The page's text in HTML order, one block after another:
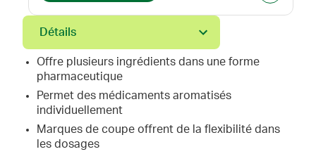
Détails
Offre plusieurs ingrédients dans une forme
pharmaceutique
Permet des médicaments aromatisés
individuellement
Marques de coupe offrent de la flexibilité dans
les dosages